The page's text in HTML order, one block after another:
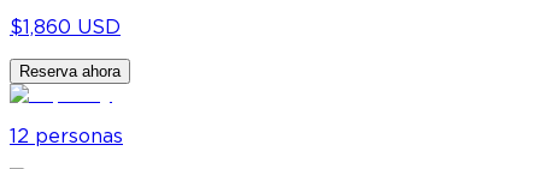
$1,860 USD
Reserva ahora
12 personas